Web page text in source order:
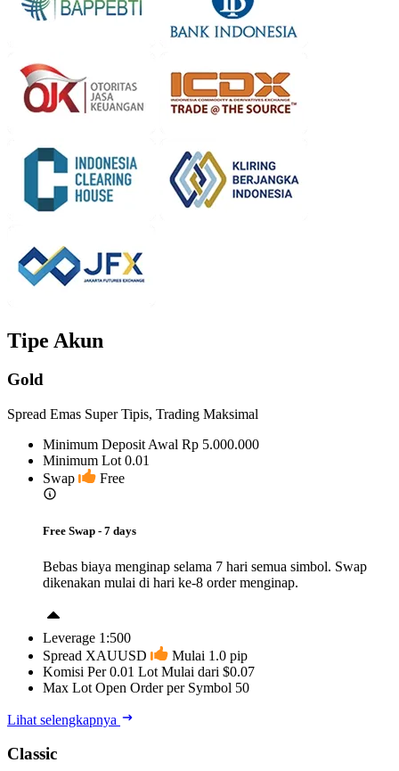
Tipe Akun
Gold
Spread Emas Super Tipis, Trading Maksimal
Minimum Deposit Awal Rp 5.000.000
Minimum Lot 0.01
Swap
Free
Free Swap - 7 days
Bebas biaya menginap selama 7 hari semua simbol. Swap
dikenakan mulai di hari ke-8 order menginap.
Leverage 1:500
Spread XAUUSD
Mulai 1.0 pip
Komisi Per 0.01 Lot Mulai dari $0.07
Max Lot Open Order per Symbol 50
Lihat selengkapnya
Classic